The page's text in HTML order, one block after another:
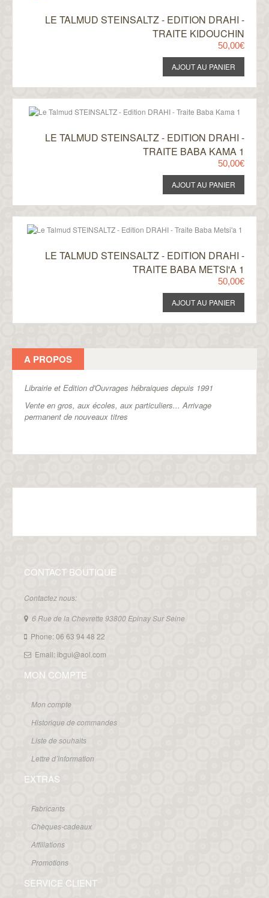
LE TALMUD STEINSALTZ - EDITION DRAHI -
TRAITE KIDOUCHIN
50,00€
LE TALMUD STEINSALTZ - EDITION DRAHI -
TRAITE BABA KAMA 1
50,00€
LE TALMUD STEINSALTZ - EDITION DRAHI -
TRAITE BABA METSI'A 1
50,00€
A PROPOS
Librairie et Edition d'Ouvrages hébraiques depuis 1991
Vente en gros, aux écoles, aux particuliers...Arrivage
permanent de nouveaux titres
CONTACT BOUTIQUE
Contactez nous:
6 Rue de la Chevrette 93800 Epinay Sur Seine
Phone: 06 63 94 48 22
Email: ibgui@aol.com
MON COMPTE
Mon compte
Historique de commandes
Liste de souhaits
Lettre d’information
EXTRAS
Fabricants
Chèques-cadeaux
Affiliations
Promotions
SERVICE CLIENT